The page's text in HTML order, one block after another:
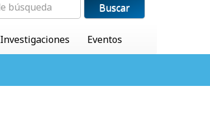
Buscar
Investigaciones Eventos